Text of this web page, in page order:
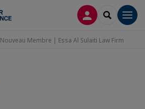
CONNEXION
Nouveau Membre | Essa Al Sulaiti Law Firm